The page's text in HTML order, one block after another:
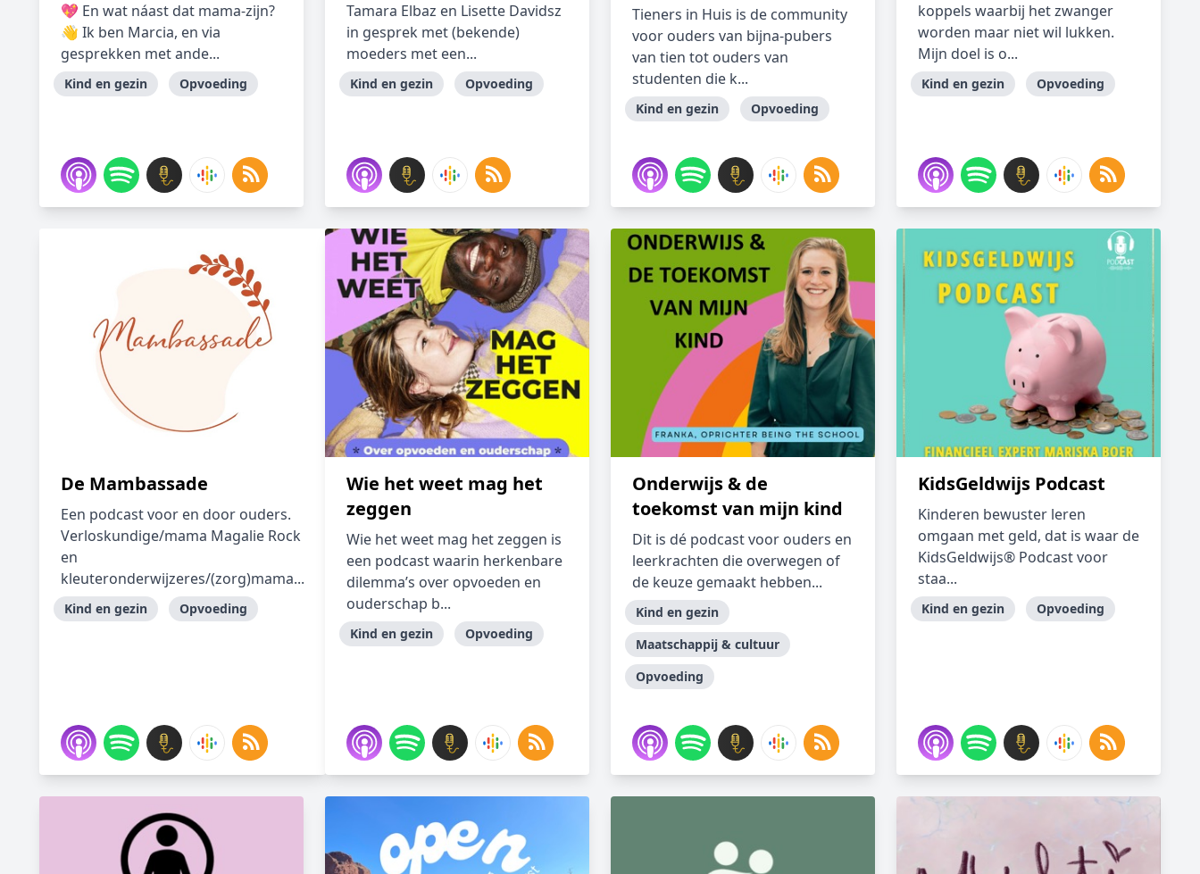
💖 En wat náast dat mama-zijn?
👋 Ik ben Marcia, en via
gesprekken met ande...
Kind en gezin Opvoeding
Tamara Elbaz en Lisette Davidsz
in gesprek met (bekende)
moeders met een...
Kind en gezin Opvoeding
Tieners in Huis is de community
voor ouders van bijna-pubers
van tien tot ouders van
studenten die k...
Kind en gezin Opvoeding
koppels waarbij het zwanger
worden maar niet wil lukken.
Mijn doel is o...
Kind en gezin Opvoeding
De Mambassade
Een podcast voor en door ouders.
Verloskundige/mama Magalie Rock
en
kleuteronderwijzeres/(zorg)mama...
Kind en gezin Opvoeding
Wie het weet mag het
zeggen
Wie het weet mag het zeggen is
een podcast waarin herkenbare
dilemma’s over opvoeden en
ouderschap b...
Kind en gezin Opvoeding
Onderwijs & de
toekomst van mijn kind
Dit is dé podcast voor ouders en
leerkrachten die overwegen of
de keuze gemaakt hebben...
Kind en gezin
Maatschappij & cultuur
Opvoeding
KidsGeldwijs Podcast
Kinderen bewuster leren
omgaan met geld, dat is waar de
KidsGeldwijs® Podcast voor
staa...
Kind en gezin Opvoeding